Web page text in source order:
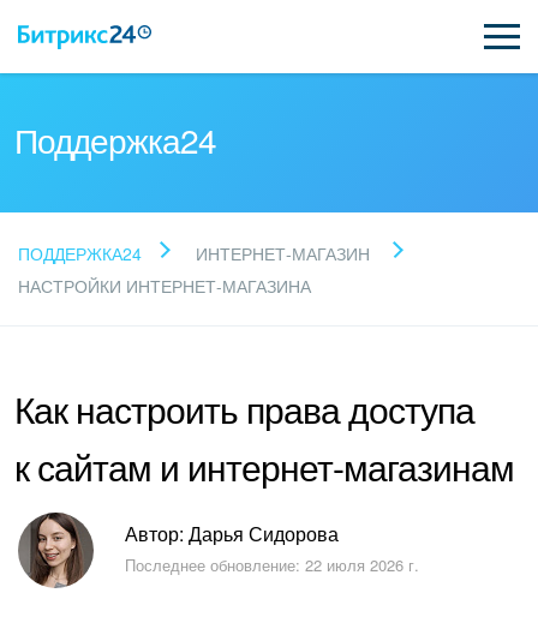
Прочитайте готовые
ответы
Поддержка Битрикс24
Регистрация и вход
Безопасность в Битрикс24
Поддержка24
ПОДДЕРЖКА24
ИНТЕРНЕТ-МАГАЗИН
НАСТРОЙКИ ИНТЕРНЕТ-МАГАЗИНА
Как настроить права доступа
к сайтам и интернет-магазинам
Автор: Дарья Сидорова
Последнее обновление: 22 июля 2026 г.